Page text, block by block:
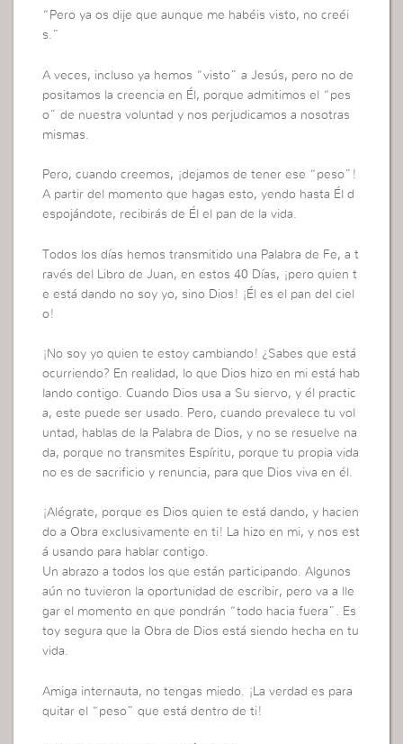
“Pero ya os dije que aunque me habéis visto, no creéi
s.”
A veces, incluso ya hemos “visto” a Jesús, pero no de
positamos la creencia en Él, porque admitimos el “pes
o” de nuestra voluntad y nos perjudicamos a nosotras
mismas.
Pero, cuando creemos, ¡dejamos de tener ese “peso”!
A partir del momento que hagas esto, yendo hasta Él d
espojándote, recibirás de Él el pan de la vida.
Todos los días hemos transmitido una Palabra de Fe, a t
ravés del Libro de Juan, en estos 40 Días, ¡pero quien t
e está dando no soy yo, sino Dios! ¡Él es el pan del ciel
o!
¡No soy yo quien te estoy cambiando! ¿Sabes que está
ocurriendo? En realidad, lo que Dios hizo en mi está hab
lando contigo. Cuando Dios usa a Su siervo, y él practic
a, este puede ser usado. Pero, cuando prevalece tu vol
untad, hablas de la Palabra de Dios, y no se resuelve na
da, porque no transmites Espíritu, porque tu propia vida
no es de sacrificio y renuncia, para que Dios viva en él.
¡Alégrate, porque es Dios quien te está dando, y hacien
do a Obra exclusivamente en ti! La hizo en mi, y nos est
á usando para hablar contigo.
Un abrazo a todos los que están participando. Algunos
aún no tuvieron la oportunidad de escribir, pero va a lle
gar el momento en que pondrán “todo hacia fuera”. Es
toy segura que la Obra de Dios está siendo hecha en tu
vida.
Amiga internauta, no tengas miedo. ¡La verdad es para
quitar el “peso” que está dentro de ti!